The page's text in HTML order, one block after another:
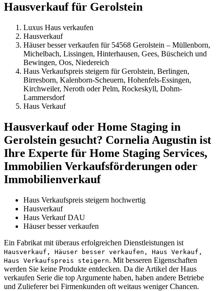
Hausverkauf für Gerolstein
Luxus Haus verkaufen
Hausverkauf
Häuser besser verkaufen für 54568 Gerolstein – Müllenborn,
Michelbach, Lissingen, Hinterhausen, Gees, Büscheich und
Bewingen, Oos, Niedereich
Haus Verkaufspreis steigern für Gerolstein, Berlingen,
Birresborn, Kalenborn-Scheuern, Hohenfels-Essingen,
Kirchweiler, Neroth oder Pelm, Rockeskyll, Dohm-
Lammersdorf
Haus Verkauf
Hausverkauf oder Home Staging in
Gerolstein gesucht? Cornelia Augustin ist
Ihre Experte für Home Staging Services,
Immobilien Verkaufsförderungen oder
Immobilienverkauf
Haus Verkaufspreis steigern hochwertig
Hausverkauf
Haus Verkauf DAU
Häuser besser verkaufen
Ein Fabrikat mit überaus erfolgreichen Dienstleistungen ist
Hausverkauf, Häuser besser verkaufen, Haus Verkauf,
Haus Verkaufspreis steigern. Mit besseren Eigenschaften
werden Sie keine Produkte entdecken. Da die Artikel der Haus
verkaufen Serie die top Argumente haben, haben andere Betriebe
und Zulieferer bei Firmenkunden oft weitaus weniger Chancen.